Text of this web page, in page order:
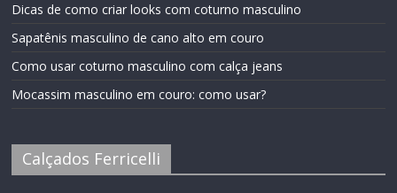
Dicas de como criar looks com coturno masculino
Sapatênis masculino de cano alto em couro
Como usar coturno masculino com calça jeans
Mocassim masculino em couro: como usar?
Calçados Ferricelli